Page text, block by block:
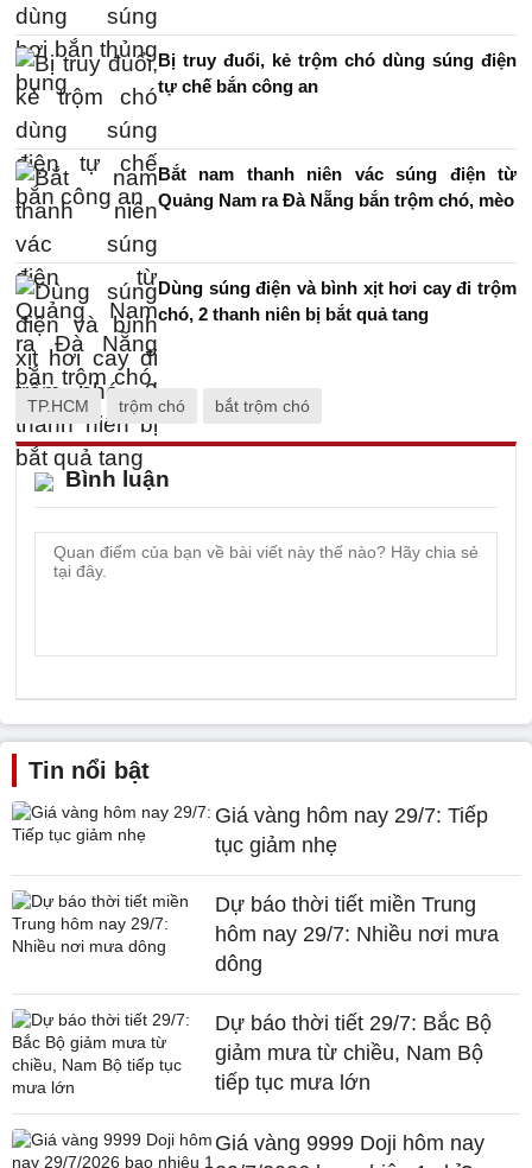
Bị truy đuổi, kẻ trộm chó dùng súng điện
tự chế bắn công an
Bắt nam thanh niên vác súng điện từ
Quảng Nam ra Đà Nẵng bắn trộm chó, mèo
Dùng súng điện và bình xịt hơi cay đi trộm
chó, 2 thanh niên bị bắt quả tang
TP.HCM trộm chó bắt trộm chó
Bình luận
Tin nổi bật
Giá vàng hôm nay 29/7: Tiếp
tục giảm nhẹ
Dự báo thời tiết miền Trung
hôm nay 29/7: Nhiều nơi mưa
dông
Dự báo thời tiết 29/7: Bắc Bộ
giảm mưa từ chiều, Nam Bộ
tiếp tục mưa lớn
Giá vàng 9999 Doji hôm nay